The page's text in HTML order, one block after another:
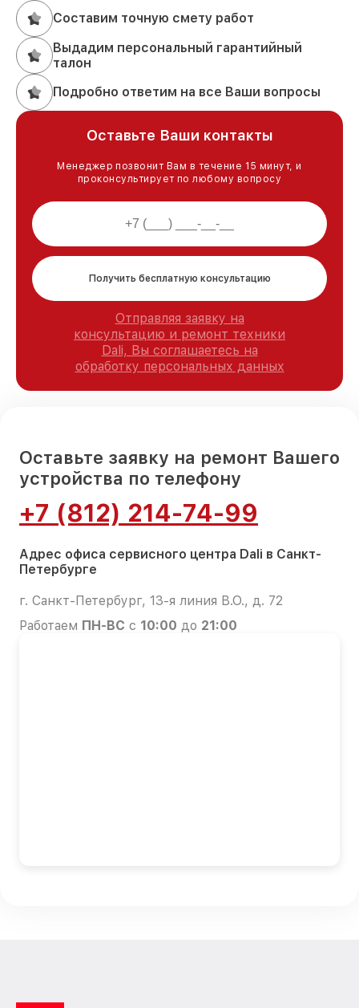
Составим точную смету работ
Выдадим персональный гарантийный
талон
Подробно ответим на все Ваши вопросы
Оставьте Ваши контакты
Менеджер позвонит Вам в течение 15 минут, и
проконсультирует по любому вопросу
Получить бесплатную консультацию
Отправляя заявку на
консультацию и ремонт техники
Dali, Вы соглашаетесь на
обработку персональных данных
Оставьте заявку на ремонт Вашего
устройства по телефону
+7 (812) 214-74-99
Адрес офиса сервисного центра Dali в Санкт-
Петербурге
г. Санкт-Петербург, 13-я линия В.О., д. 72
Работаем ПН-ВС с 10:00 до 21:00